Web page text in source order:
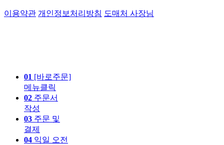
이용약관 개인정보처리방침 도매처 사장님
01 [바로주문]
메뉴클릭
02 주문서
작성
03 주문 및
결제
04 익일 오전